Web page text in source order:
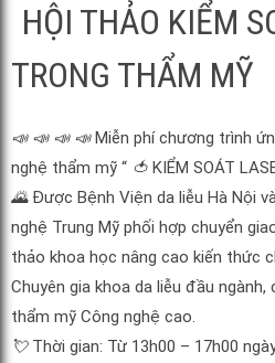
HỘI THẢO KIỂM
TRONG THẨM MỸ
📣 📣 📣 📣Miễn phí chương trình
nghệ thẩm mỹ “ 🍅 KIỂM SOÁT
🌄Được Bệnh Viện da liễu Hà Nội
nghệ Trung Mỹ phối hợp chuyển
thảo khoa học nâng cao kiến thức
Chuyên gia khoa da liễu đầu
thẩm mỹ Công nghệ cao.
💘Thời gian: Từ 13h00 – 17h00